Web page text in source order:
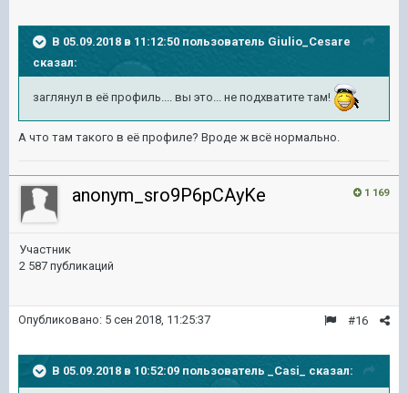
В 05.09.2018 в 11:12:50 пользователь Giulio_Cesare
сказал:
заглянул в её профиль.... вы это... не подхватите там!
А что там такого в её профиле? Вроде ж всё нормально.
1 169
anonym_sro9P6pCAyKe
Участник
2 587 публикаций
#16
Опубликовано: 5 сен 2018, 11:25:37
В 05.09.2018 в 10:52:09 пользователь _Casi_ сказал: